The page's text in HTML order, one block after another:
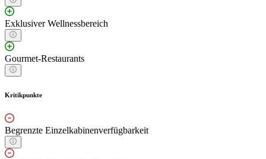
Exklusiver Wellnessbereich
Gourmet-Restaurants
Kritikpunkte
Begrenzte Einzelkabinenverfügbarkeit